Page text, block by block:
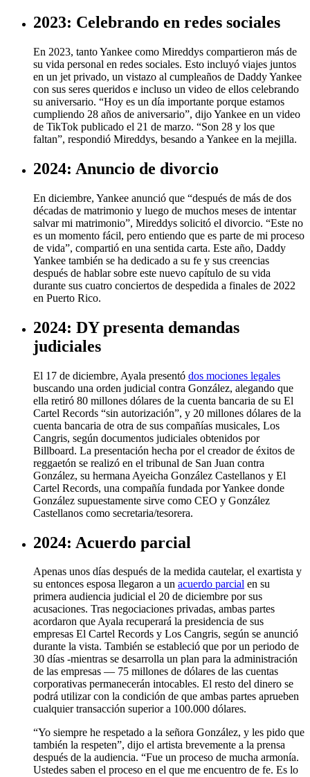
2023: Celebrando en redes sociales
En 2023, tanto Yankee como Mireddys compartieron más de
su vida personal en redes sociales. Esto incluyó viajes juntos
en un jet privado, un vistazo al cumpleaños de Daddy Yankee
con sus seres queridos e incluso un video de ellos celebrando
su aniversario. “Hoy es un día importante porque estamos
cumpliendo 28 años de aniversario”, dijo Yankee en un video
de TikTok publicado el 21 de marzo. “Son 28 y los que
faltan”, respondió Mireddys, besando a Yankee en la mejilla.
2024: Anuncio de divorcio
En diciembre, Yankee anunció que “después de más de dos
décadas de matrimonio y luego de muchos meses de intentar
salvar mi matrimonio”, Mireddys solicitó el divorcio. “Este no
es un momento fácil, pero entiendo que es parte de mi proceso
de vida”, compartió en una sentida carta. Este año, Daddy
Yankee también se ha dedicado a su fe y sus creencias
después de hablar sobre este nuevo capítulo de su vida
durante sus cuatro conciertos de despedida a finales de 2022
en Puerto Rico.
2024: DY presenta demandas
judiciales
El 17 de diciembre, Ayala presentó dos mociones legales
buscando una orden judicial contra González, alegando que
ella retiró 80 millones dólares de la cuenta bancaria de su El
Cartel Records “sin autorización”, y 20 millones dólares de la
cuenta bancaria de otra de sus compañías musicales, Los
Cangris, según documentos judiciales obtenidos por
Billboard. La presentación hecha por el creador de éxitos de
reggaetón se realizó en el tribunal de San Juan contra
González, su hermana Ayeicha González Castellanos y El
Cartel Records, una compañía fundada por Yankee donde
González supuestamente sirve como CEO y González
Castellanos como secretaria/tesorera.
2024: Acuerdo parcial
Apenas unos días después de la medida cautelar, el exartista y
su entonces esposa llegaron a un acuerdo parcial en su
primera audiencia judicial el 20 de diciembre por sus
acusaciones. Tras negociaciones privadas, ambas partes
acordaron que Ayala recuperará la presidencia de sus
empresas El Cartel Records y Los Cangris, según se anunció
durante la vista. También se estableció que por un periodo de
30 días -mientras se desarrolla un plan para la administración
de las empresas — 75 millones de dólares de las cuentas
corporativas permanecerán intocables. El resto del dinero se
podrá utilizar con la condición de que ambas partes aprueben
cualquier transacción superior a 100.000 dólares.
“Yo siempre he respetado a la señora González, y les pido que
también la respeten”, dijo el artista brevemente a la prensa
después de la audiencia. “Fue un proceso de mucha armonía.
Ustedes saben el proceso en el que me encuentro de fe. Es lo